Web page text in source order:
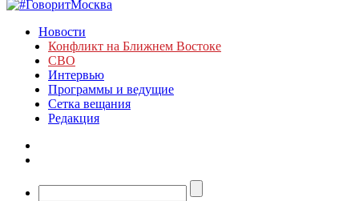
Новости
Конфликт на Ближнем Востоке
СВО
Интервью
Программы и ведущие
Сетка вещания
Редакция